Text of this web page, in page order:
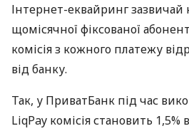
Інтернет-еквайринг зазвичай
щомісячної фіксованої
комісія з кожного платежу
від банку.
Так, у ПриватБанк під час
LiqPay комісія становить